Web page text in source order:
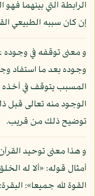
الرابطة التي بينهما
إن كان سببه الطبيعي
و معنى توقفه في
وجوده بعد ما استفاد
المسبب يتوقف في أخذه
الوجود منه تعالى قبل
توضيح ذلك من قريب.
و هذا معنى توحيد